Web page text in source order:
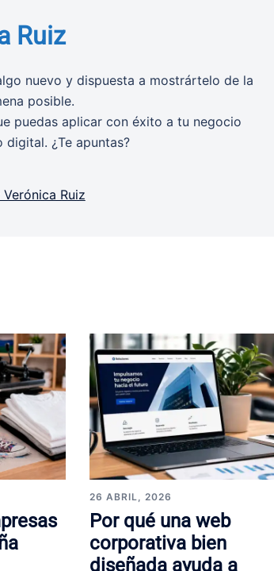
Ruiz
nuevo y dispuesta a mostrártelo de la
posible.
puedas aplicar con éxito a tu negocio
¿Te apuntas?
Ruiz
26 ABRIL, 2026
Por qué una web
corporativa bien
diseñada ayuda a